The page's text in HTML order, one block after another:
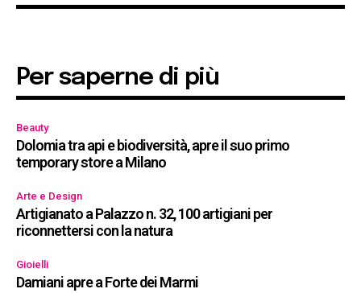
Per saperne di più
Beauty
Dolomia tra api e biodiversità, apre il suo primo
temporary store a Milano
Arte e Design
Artigianato a Palazzo n. 32, 100 artigiani per
riconnettersi con la natura
Gioielli
Damiani apre a Forte dei Marmi